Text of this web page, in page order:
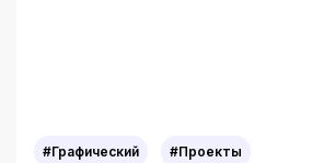
#Графический #Проекты